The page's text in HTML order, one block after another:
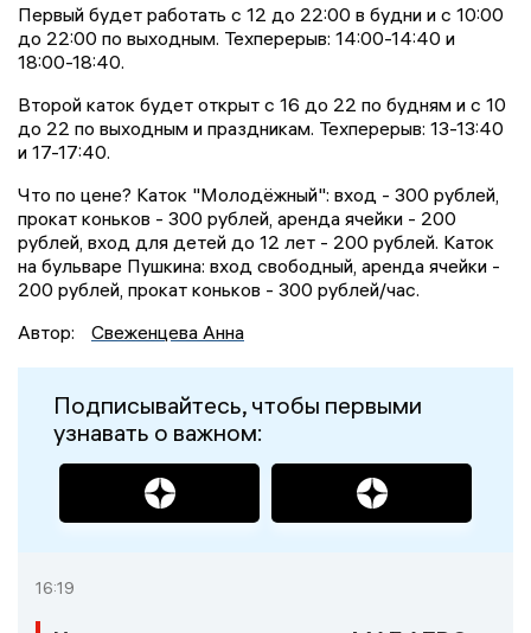
Первый будет работать с 12 до 22:00 в будни и с 10:00
до 22:00 по выходным. Техперерыв: 14:00-14:40 и
18:00-18:40.
Второй каток будет открыт с 16 до 22 по будням и с 10
до 22 по выходным и праздникам. Техперерыв: 13-13:40
и 17-17:40.
Что по цене? Каток "Молодёжный": вход - 300 рублей,
прокат коньков - 300 рублей, аренда ячейки - 200
рублей, вход для детей до 12 лет - 200 рублей. Каток
на бульваре Пушкина: вход свободный, аренда ячейки -
200 рублей, прокат коньков - 300 рублей/час.
Автор:
Свеженцева Анна
Подписывайтесь, чтобы первыми
узнавать о важном:
16:19